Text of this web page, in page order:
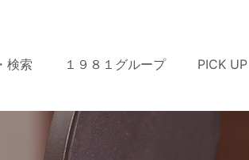
検索 １９８１グループ PICK UP